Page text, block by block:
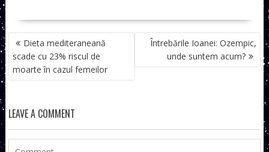
NAVIGARE
ÎN
ARTICOLE
Dieta mediteraneană
scade cu 23% riscul de
moarte în cazul femeilor
Întrebările Ioanei: Ozempic,
unde suntem acum?
LEAVE A COMMENT